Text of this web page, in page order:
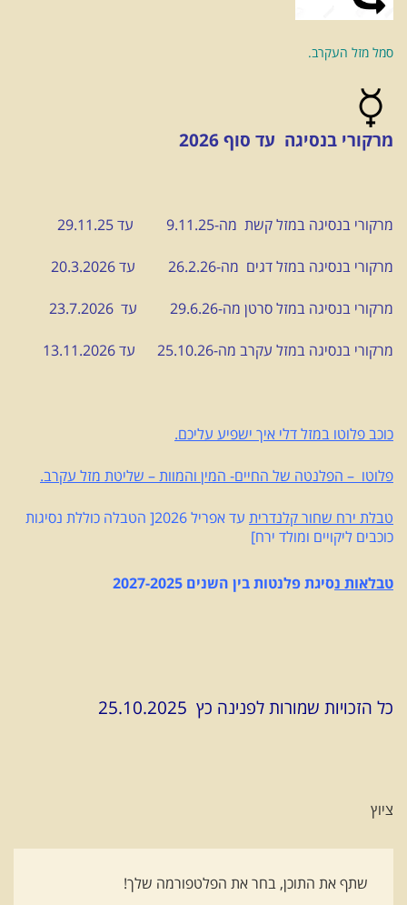
סמל מזל העקרב.
מרקורי בנסיגה עד סוף 2026
מרקורי בנסיגה במזל קשת מה-9.11.25 עד 29.11.25
מרקורי בנסיגה במזל דגים מה-26.2.26 עד 20.3.2026
מרקורי בנסיגה במזל סרטן מה-29.6.26 עד 23.7.2026
מרקורי בנסיגה במזל עקרב מה-25.10.26 עד 13.11.2026
כוכב פלוטו במזל דלי איך ישפיע עליכם.
פלוטו – הפלנטה של החיים- המין והמוות – שליטת מזל עקרב.
טבלת ירח שחור קלנדרית
עד אפריל 2026[ הטבלה כוללת נסיגות
כוכבים ליקויים ומולד ירח]
טבלאות נסיגת פלנטות בין השנים 2027-2025
כל הזכויות שמורות לפנינה כץ 25.10.2025
ציוץ
שתף את התוכן, בחר את הפלטפורמה שלך!